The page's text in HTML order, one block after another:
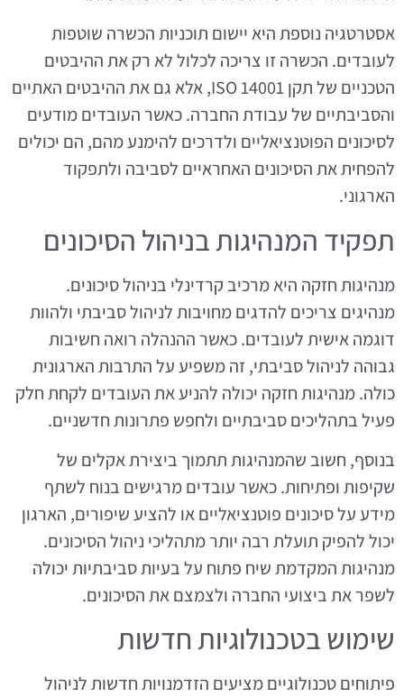
אסטרטגיה נוספת היא יישום תוכניות הכשרה שוטפות
לעובדים. הכשרה זו צריכה לכלול לא רק את ההיבטים
הטכניים של תקן ISO 14001, אלא גם את ההיבטים האתיים
והסביבתיים של עבודת החברה. כאשר העובדים מודעים
לסיכונים הפוטנציאליים ולדרכים להימנע מהם, הם יכולים
להפחית את הסיכונים האחראיים לסביבה ולתפקוד
הארגוני.
תפקיד המנהיגות בניהול הסיכונים
מנהיגות חזקה היא מרכיב קרדינלי בניהול סיכונים.
מנהיגים צריכים להדגים מחויבות לניהול סביבתי ולהוות
דוגמה אישית לעובדים. כאשר ההנהלה רואה חשיבות
גבוהה לניהול סביבתי, זה משפיע על התרבות הארגונית
כולה. מנהיגות חזקה יכולה להניע את העובדים לקחת חלק
פעיל בתהליכים סביבתיים ולחפש פתרונות חדשניים.
בנוסף, חשוב שהמנהיגות תתמוך ביצירת אקלים של
שקיפות ופתיחות. כאשר עובדים מרגישים בנוח לשתף
מידע על סיכונים פוטנציאליים או להציע שיפורים, הארגון
יכול להפיק תועלת רבה יותר מתהליכי ניהול הסיכונים.
מנהיגות המקדמת שיח פתוח על בעיות סביבתיות יכולה
לשפר את ביצועי החברה ולצמצם את הסיכונים.
שימוש בטכנולוגיות חדשות
פיתוחים טכנולוגיים מציעים הזדמנויות חדשות לניהול